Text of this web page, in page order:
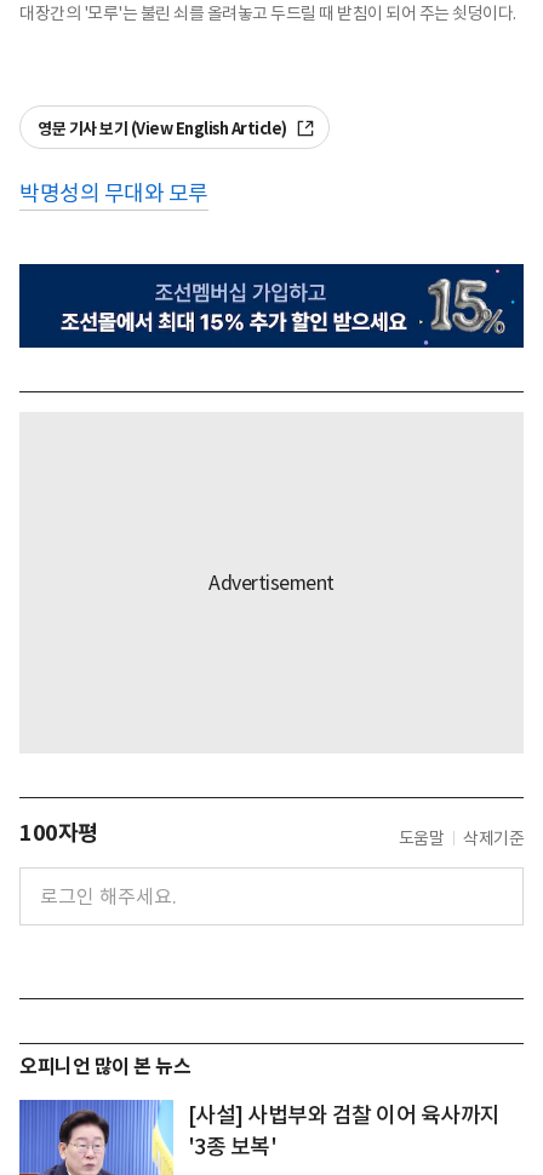
대장간의 '모루'는 불린 쇠를 올려놓고 두드릴 때 받침이 되어 주는 쇳덩이다.
영문 기사 보기 (View English Article)
박명성의 무대와 모루
100자평 도움말 삭제기준
오피니언 많이 본 뉴스
[사설] 사법부와 검찰 이어 육사까지
'3종 보복'